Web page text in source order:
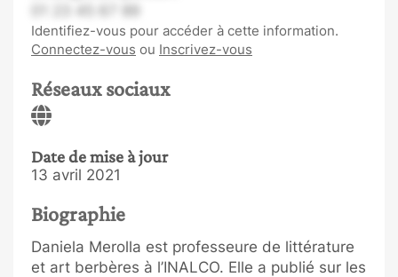
Identifiez-vous pour accéder à cette information.
Connectez-vous ou Inscrivez-vous
Réseaux sociaux
Date de mise à jour
13 avril 2021
Biographie
Daniela Merolla est professeure de littérature
et art berbères à l’INALCO. Elle a publié sur les